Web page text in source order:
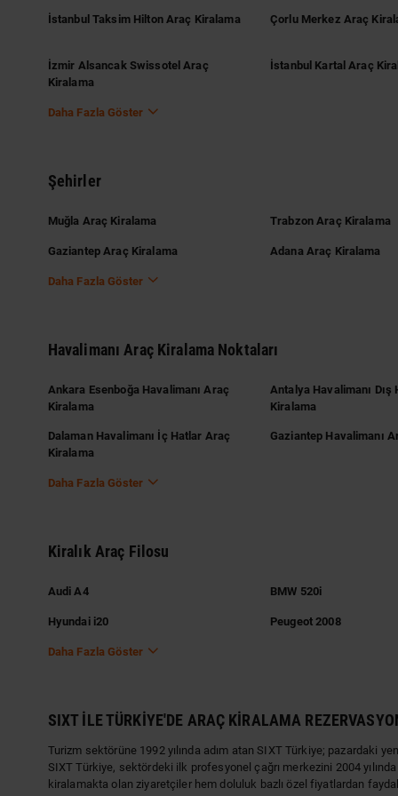
İstanbul Taksim Hilton Araç Kiralama Çorlu Merkez Araç
İzmir Alsancak Swissotel Araç
Kiralama
İstanbul Kartal Araç
Daha Fazla Göster
Şehirler
Muğla Araç Kiralama Trabzon Araç Kiralama
Gaziantep Araç Kiralama Adana Araç Kiralama
Daha Fazla Göster
Havalimanı Araç Kiralama Noktaları
Ankara Esenboğa Havalimanı Araç
Kiralama
Antalya Havalimanı Dış
Kiralama
Dalaman Havalimanı İç Hatlar Araç
Kiralama
Gaziantep Havalimanı
Daha Fazla Göster
Kiralık Araç Filosu
Audi A4 BMW 520i
Hyundai i20 Peugeot 2008
Daha Fazla Göster
SIXT İLE TÜRKİYE'DE ARAÇ KİRALAMA
Turizm sektörüne 1992 yılında adım atan SIXT Türkiye; pazardaki
SIXT Türkiye, sektördeki ilk profesyonel çağrı merkezini 2004
kiralamakta olan ziyaretçiler hem doluluk bazlı özel fiyatlardan